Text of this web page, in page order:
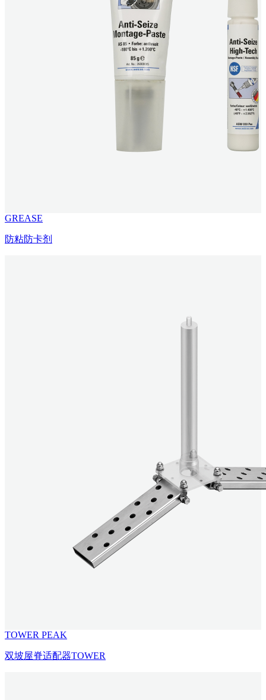
GREASE
防粘防卡剂
TOWER PEAK
双坡屋脊适配器TOWER